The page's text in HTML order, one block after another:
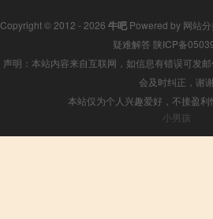
Copyright © 2012 - 2026 牛吧 Powered by 网站
疑难解答 陕ICP备
声明：本站内容来自互联网，如信息有错误可发
会及时纠正，谢谢
本站仅为个人兴趣爱好，不接盈
小男孩